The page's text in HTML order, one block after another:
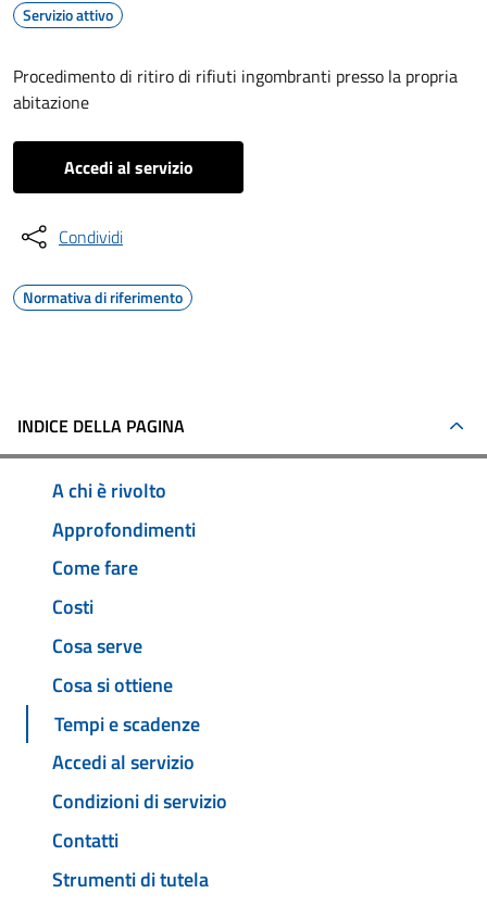
Servizio attivo
Procedimento di ritiro di rifiuti ingombranti presso la propria
abitazione
Accedi al servizio
Condividi
Normativa di riferimento
INDICE DELLA PAGINA
A chi è rivolto
Approfondimenti
Come fare
Costi
Cosa serve
Cosa si ottiene
Tempi e scadenze
Accedi al servizio
Condizioni di servizio
Contatti
Strumenti di tutela